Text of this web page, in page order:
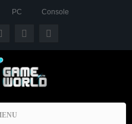
PC Console